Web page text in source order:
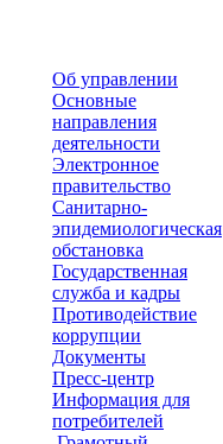
Об управлении
Основные
направления
деятельности
Электронное
правительство
Санитарно-
эпидемиологическая
обстановка
Государственная
служба и кадры
Противодействие
коррупции
Документы
Пресс-центр
Информация для
потребителей